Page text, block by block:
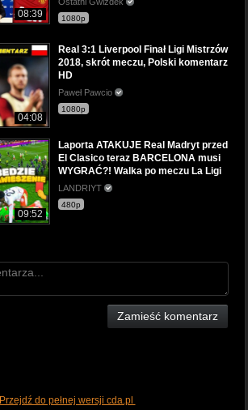
08:39 1080p
04:08
Real 3:1 Liverpool Finał Ligi Mistrzów
2018, skrót meczu, Polski komentarz
HD
Paweł Pawcio
1080p
09:52
Laporta ATAKUJE Real Madryt przed
El Clasico teraz BARCELONA musi
WYGRAĆ?! Walka po meczu La Ligi
LANDRIYT
480p
Zamieść komentarz
Przejdź do pełnej wersji cda.pl